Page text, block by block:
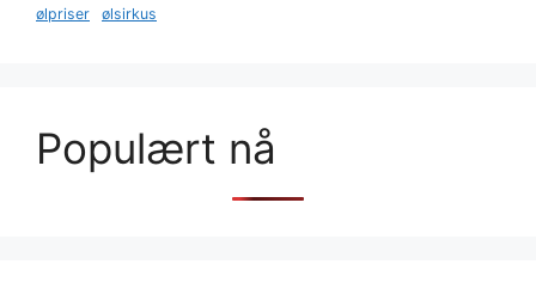
ølpriser ølsirkus
Populært nå